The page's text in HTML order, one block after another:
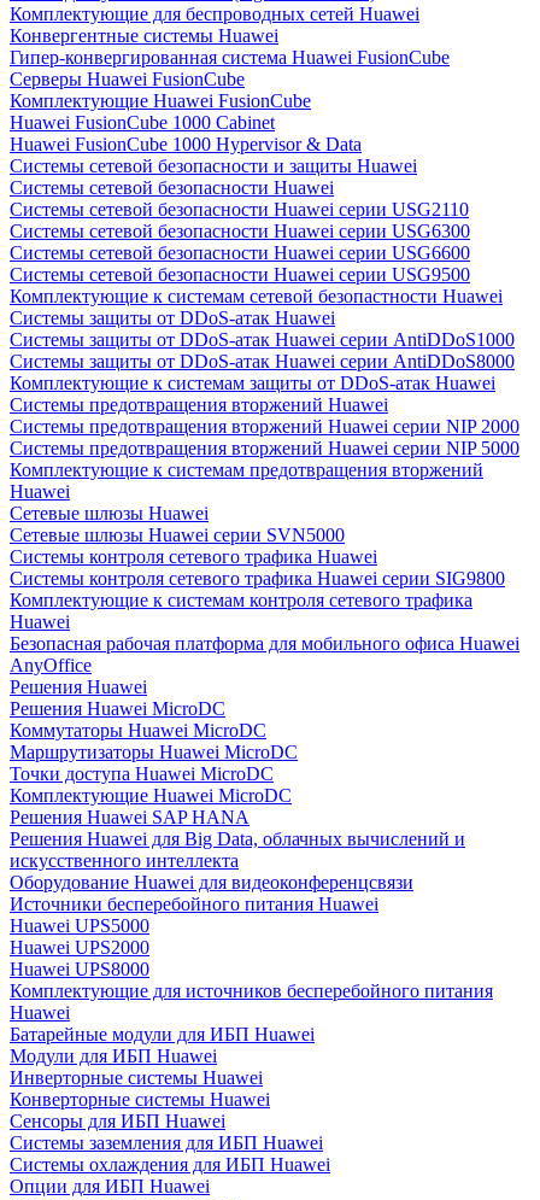
Комплектующие для беспроводных сетей Huawei
Конвергентные системы Huawei
Гипер-конвергированная система Huawei FusionCube
Серверы Huawei FusionCube
Комплектующие Huawei FusionCube
Huawei FusionCube 1000 Cabinet
Huawei FusionCube 1000 Hypervisor & Data
Системы сетевой безопасности и защиты Huawei
Системы сетевой безопасности Huawei
Системы сетевой безопасности Huawei серии USG2110
Системы сетевой безопасности Huawei серии USG6300
Системы сетевой безопасности Huawei серии USG6600
Системы сетевой безопасности Huawei серии USG9500
Комплектующие к системам сетевой безопастности Huawei
Системы защиты от DDoS-атак Huawei
Системы защиты от DDoS-атак Huawei серии AntiDDoS1000
Системы защиты от DDoS-атак Huawei серии AntiDDoS8000
Комплектующие к системам защиты от DDoS-атак Huawei
Системы предотвращения вторжений Huawei
Системы предотвращения вторжений Huawei серии NIP 2000
Системы предотвращения вторжений Huawei серии NIP 5000
Комплектующие к системам предотвращения вторжений
Huawei
Сетевые шлюзы Huawei
Сетевые шлюзы Huawei серии SVN5000
Системы контроля сетевого трафика Huawei
Системы контроля сетевого трафика Huawei серии SIG9800
Комплектующие к системам контроля сетевого трафика
Huawei
Безопасная рабочая платформа для мобильного офиса Huawei
AnyOffice
Решения Huawei
Решения Huawei MicroDC
Коммутаторы Huawei MicroDC
Маршрутизаторы Huawei MicroDC
Точки доступа Huawei MicroDC
Комплектующие Huawei MicroDC
Решения Huawei SAP HANA
Решения Huawei для Big Data, облачных вычислений и
искусственного интеллекта
Оборудование Huawei для видеоконференцсвязи
Источники бесперебойного питания Huawei
Huawei UPS5000
Huawei UPS2000
Huawei UPS8000
Комплектующие для источников бесперебойного питания
Huawei
Батарейные модули для ИБП Huawei
Модули для ИБП Huawei
Инверторные системы Huawei
Конверторные системы Huawei
Сенсоры для ИБП Huawei
Системы заземления для ИБП Huawei
Системы охлаждения для ИБП Huawei
Опции для ИБП Huawei